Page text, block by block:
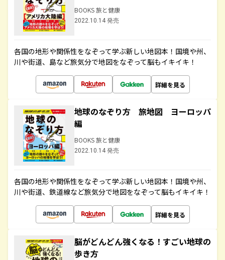
BOOKS 旅と健康
2022.10.14 発売
各国の地形や関係性をなぞって学ぶ新しい地図本！国境や州、
川や街道、島など旅気分で地図をなぞって脳もイキイキ！
詳細を見る
地球のなぞり方 旅地図 ヨーロッパ
編
BOOKS 旅と健康
2022.10.14 発売
各国の地形や関係性をなぞって学ぶ新しい地図本！国境や州、
川や街道、鉄道線など旅気分で地図をなぞって脳もイキイキ！
詳細を見る
脳がどんどん強くなる！すごい地球の
歩き方